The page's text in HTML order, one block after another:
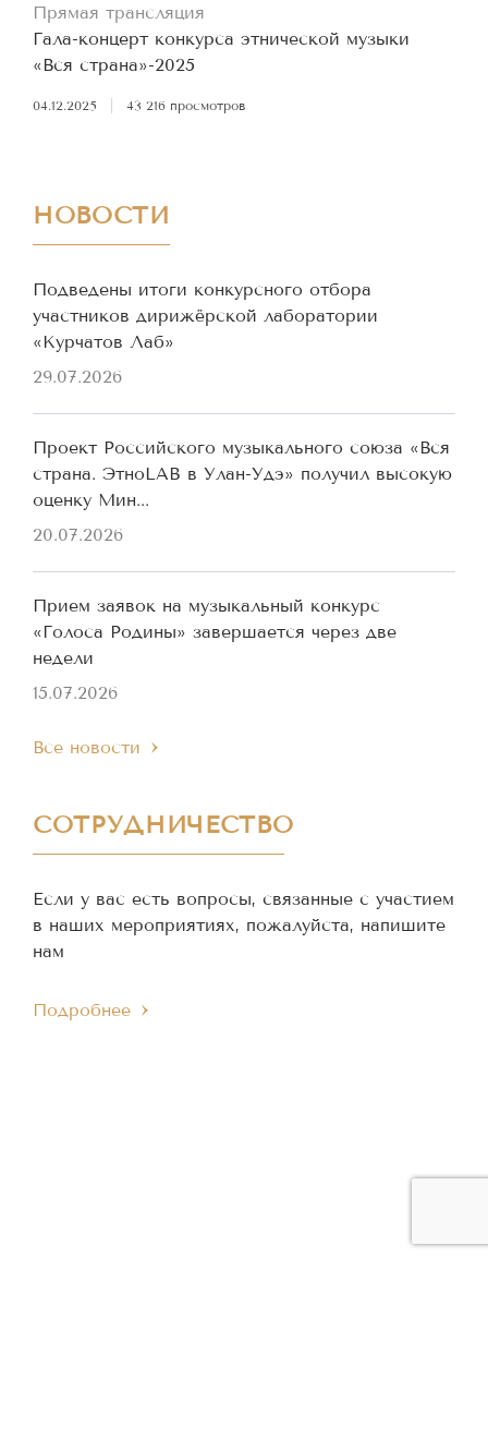
Прямая трансляция
Гала-концерт конкурса этнической музыки
«Вся страна»-2025
04.12.2025 43 216 просмотров
НОВОСТИ
Подведены итоги конкурсного отбора
участников дирижёрской лаборатории
«Курчатов Лаб»
29.07.2026
Проект Российского музыкального союза «Вся
страна. ЭтноLAB в Улан-Удэ» получил высокую
оценку Мин...
20.07.2026
Прием заявок на музыкальный конкурс
«Голоса Родины» завершается через две
недели
15.07.2026
Все новости
СОТРУДНИЧЕСТВО
Если у вас есть вопросы, связанные с участием
в наших мероприятиях, пожалуйста, напишите
нам
Подробнее